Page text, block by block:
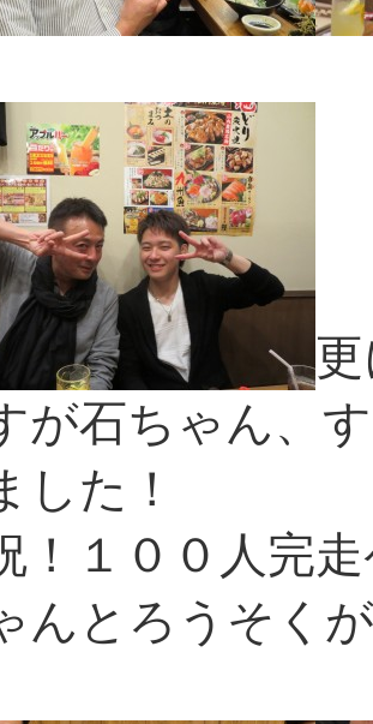
が石ちゃん、
した！
！１００人完
んとろうそく